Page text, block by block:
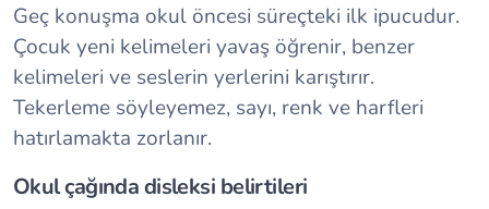
Geç konuşma okul öncesi süreçteki ilk ipucudur.
Çocuk yeni kelimeleri yavaş öğrenir, benzer
kelimeleri ve seslerin yerlerini karıştırır.
Tekerleme söyleyemez, sayı, renk ve harfleri
hatırlamakta zorlanır.
Okul çağında disleksi belirtileri